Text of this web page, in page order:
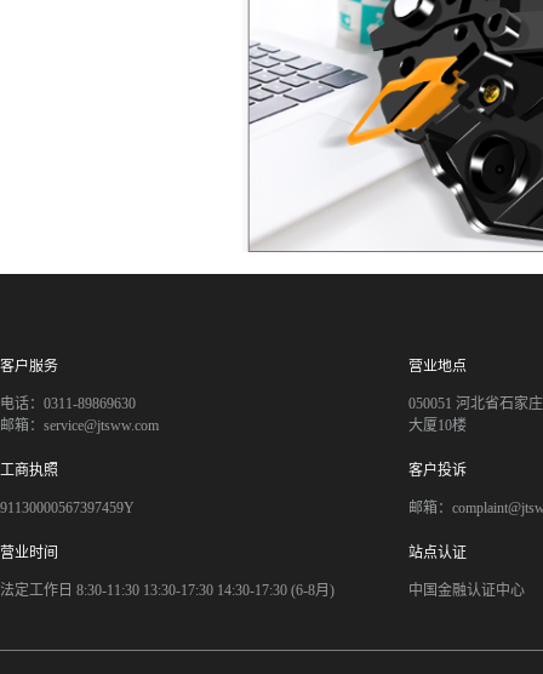
客户服务
电话：0311-89869630
邮箱：service@jtsww.com
营业地点
050051 河北省石家
大厦10楼
工商执照
91130000567397459Y
客户投诉
邮箱：
营业时间
法定工作日 8:30-11:30 13:30-17:30 14:30-17:30 (6-8月)
站点认证
中国金融认证中心